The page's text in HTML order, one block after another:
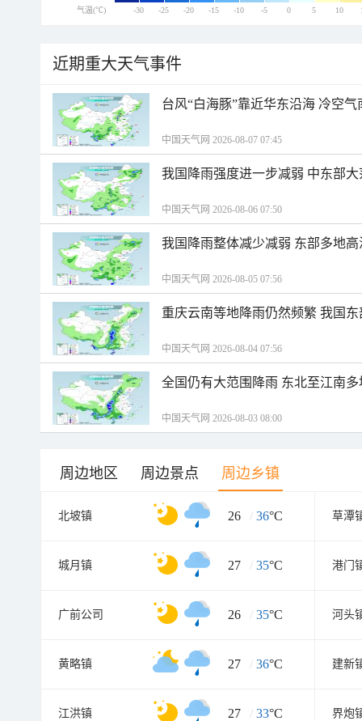
气温(℃) -30 -25 -20 -15 -10 -5 0 5 10
近期重大天气事件
台风“白海豚”靠近华东沿海 冷空
中国天气网 2026-08-07 07:45
我国降雨强度进一步减弱 中东部
中国天气网 2026-08-06 07:50
我国降雨整体减少减弱 东部多地
中国天气网 2026-08-05 07:56
重庆云南等地降雨仍然频繁 我国
中国天气网 2026-08-04 07:56
全国仍有大范围降雨 东北至江南
中国天气网 2026-08-03 08:00
周边地区 周边景点 周边乡镇
北坡镇 26 / 36°C 草潭
城月镇 27 / 35°C 港门
广前公司 26 / 35°C 河头
黄略镇 27 / 36°C 建新
江洪镇 27 / 33°C 界炮